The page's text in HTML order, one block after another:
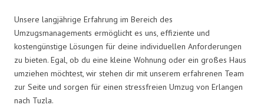
Unsere langjährige Erfahrung im Bereich des
Umzugsmanagements ermöglicht es uns, effiziente und
kostengünstige Lösungen für deine individuellen Anforderungen
zu bieten. Egal, ob du eine kleine Wohnung oder ein großes Haus
umziehen möchtest, wir stehen dir mit unserem erfahrenen Team
zur Seite und sorgen für einen stressfreien Umzug von Erlangen
nach Tuzla.